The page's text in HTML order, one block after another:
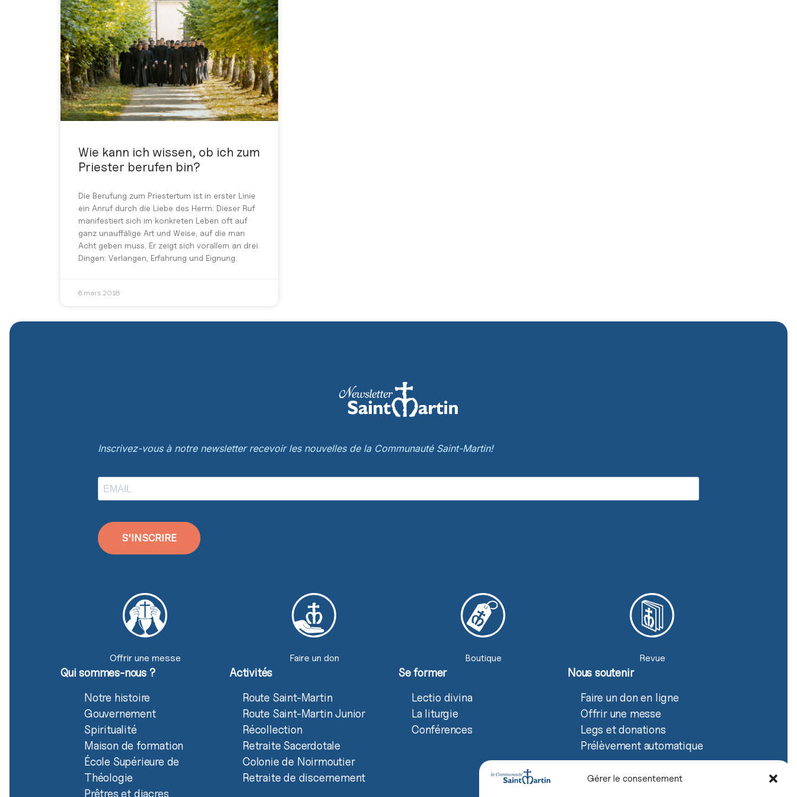
Gérer le consentement
Wie kann ich wissen, ob ich zum
Priester berufen bin?
Die Berufung zum Priestertum ist in erster Linie
ein Anruf durch die Liebe des Herrn. Dieser Ruf
manifestiert sich im konkreten Leben oft auf
ganz unauffälige Art und Weise, auf die man
Acht geben muss. Er zeigt sich vorallem an drei
Dingen: Verlangen, Erfahrung und Eignung.
6 mars 2018
Inscrivez-vous à notre newsletter recevoir les nouvelles de la Communauté Saint-Martin!
S'INSCRIRE
Offrir une messe Faire un don Boutique Revue
Qui sommes-nous ?
Notre histoire
Gouvernement
Spiritualité
Maison de formation
École Supérieure de
Théologie
Prêtres et diacres
Activités
Route Saint-Martin
Route Saint-Martin Junior
Récollection
Retraite Sacerdotale
Colonie de Noirmoutier
Retraite de discernement
Se former
Lectio divina
La liturgie
Conférences
Nous soutenir
Faire un don en ligne
Offrir une messe
Legs et donations
Prélèvement automatique